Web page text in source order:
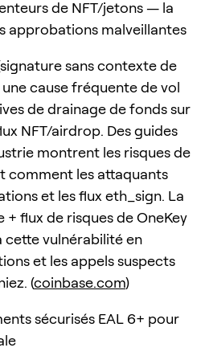
de NFT/jetons — la
approbations malveillantes
sans contexte de
cause fréquente de vol
de drainage de fonds sur
NFT/airdrop. Des guides
montrent les risques de
comment les attaquants
et les flux eth_sign. La
+ flux de risques de OneKey
vulnérabilité en
et les appels suspects
(coinbase.com)
sécurisés EAL 6+ pour